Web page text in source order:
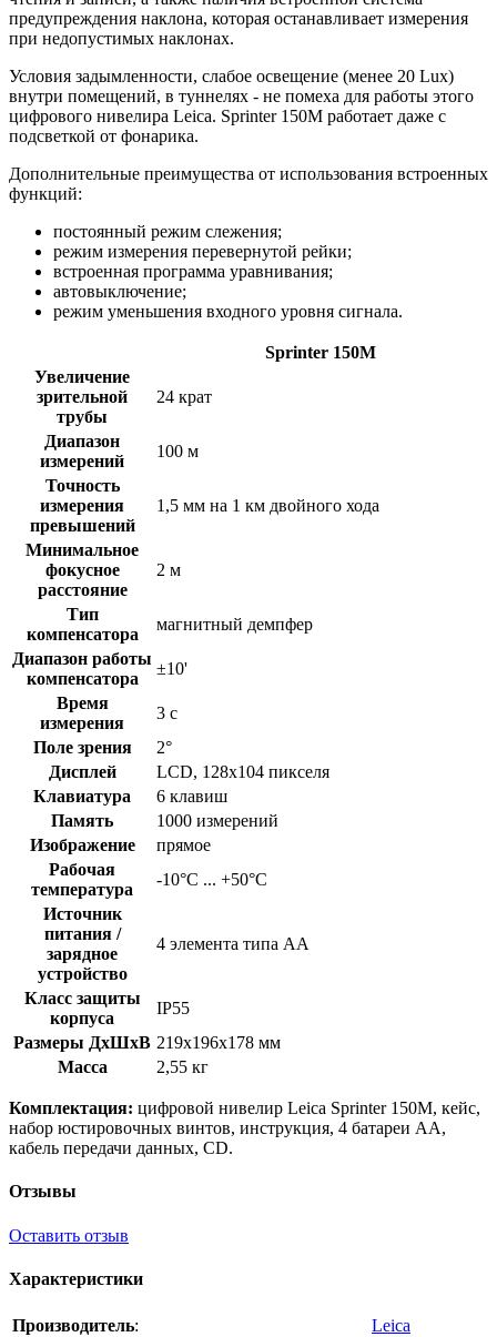
предупреждения наклона, которая останавливает измерения
при недопустимых наклонах.
Условия задымленности, слабое освещение (менее 20 Lux)
внутри помещений, в туннелях - не помеха для работы этого
цифрового нивелира Leica. Sprinter 150M работает даже с
подсветкой от фонарика.
Дополнительные преимущества от использования встроенных
функций:
постоянный режим слежения;
режим измерения перевернутой рейки;
встроенная программа уравнивания;
автовыключение;
режим уменьшения входного уровня сигнала.
Sprinter 150M
Увеличение
зрительной
трубы
24 крат
Диапазон
измерений
100 м
Точность
измерения
превышений
1,5 мм на 1 км двойного хода
Минимальное
фокусное
расстояние
2 м
Тип
компенсатора
магнитный демпфер
Диапазон работы
компенсатора
±10'
Время
измерения
3 с
Поле зрения
2°
Дисплей
LCD, 128х104 пикселя
Клавиатура
6 клавиш
Память
1000 измерений
Изображение
прямое
Рабочая
температура
-10°C ... +50°C
Источник
питания /
зарядное
устройство
4 элемента типа АА
Класс защиты
корпуса
IP55
Размеры ДхШхВ 219х196х178 мм
Масса
2,55 кг
Комплектация: цифровой нивелир Leica Sprinter 150M, кейс,
набор юстировочных винтов, инструкция, 4 батареи АА,
кабель передачи данных, CD.
Отзывы
Оставить отзыв
Характеристики
Производитель: Leica